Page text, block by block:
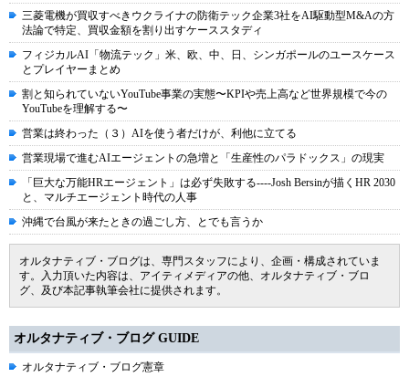
三菱電機が買収すべきウクライナの防衛テック企業3社をAI駆動型M&Aの方
法論で特定、買収金額を割り出すケーススタディ
フィジカルAI「物流テック」米、欧、中、日、シンガポールのユースケース
とプレイヤーまとめ
割と知られていないYouTube事業の実態〜KPIや売上高など世界規模で今の
YouTubeを理解する〜
営業は終わった（３）AIを使う者だけが、利他に立てる
営業現場で進むAIエージェントの急増と「生産性のパラドックス」の現実
「巨大な万能HRエージェント」は必ず失敗する----Josh Bersinが描くHR 2030
と、マルチエージェント時代の人事
沖縄で台風が来たときの過ごし方、とでも言うか
オルタナティブ・ブログは、専門スタッフにより、企画・構成されていま
す。入力頂いた内容は、アイティメディアの他、オルタナティブ・ブロ
グ、及び本記事執筆会社に提供されます。
オルタナティブ・ブログ GUIDE
オルタナティブ・ブログ憲章